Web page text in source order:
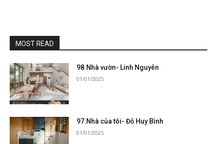
MOST READ
98.Nhà vườn- Linh Nguyễn
01/01/2025
97.Nhà của tôi- Đỗ Huy Bình
01/01/2025